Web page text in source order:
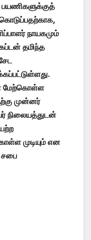
நாயகமும்
தமிந்த
மேற்கொள்ள
முன்னர்
நிலையத்துடன்
முடியும் என
சபை